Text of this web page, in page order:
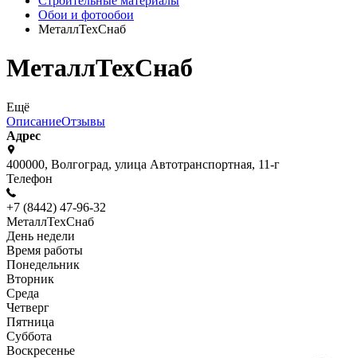
Обои и фотообои
МеталлТехСнаб
МеталлТехСнаб
Ещё
ОписаниеОтзывы
Адрес
400000, Волгоград, улица Автотранспортная, 11-г
Телефон
+7 (8442) 47-96-32
МеталлТехСнаб
День недели
Время работы
Понедельник
Вторник
Среда
Четверг
Пятница
Суббота
Воскресенье